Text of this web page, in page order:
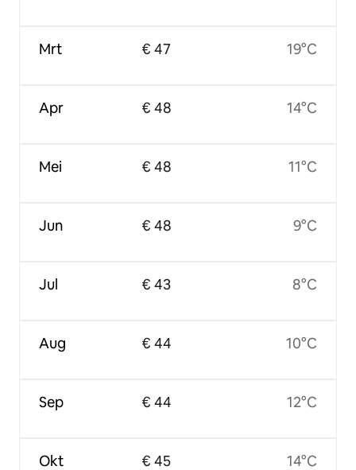
Mrt
Apr
Mei
Jun
Jul
Aug
Sep
Okt
€ 47
€ 48
€ 48
€ 48
€ 43
€ 44
€ 44
€ 45
19°C
14°C
11°C
9°C
8°C
10°C
12°C
14°C